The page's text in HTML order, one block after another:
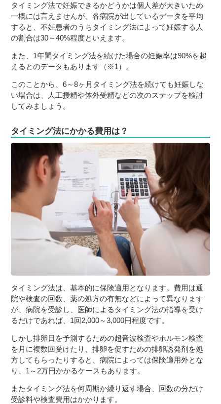
タイミング法で妊娠できるかどうかは個人差が大きいため
一概には言えませんが、各病院が出しているデータを平均
すると、不妊患者のうちタイミング法によって妊娠する人
の割合は30～40%程度といえます。
また、1年間タイミング法を続けた場合の妊娠率は90%を超
えるとのデータもあります（※1）。
このことから、6～8ヶ月タイミング法を続けても妊娠しな
い場合は、人工授精や体外受精などの次のステップを検討
してみましょう。
タイミング法にかかる費用は？
タイミング法は、基本的に保険適用となります。費用は通
院や検査の回数、薬の処方の有無などによって異なります
が、病院を受診し、医師によるタイミング法の指導を受け
るだけであれば、1回2,000～3,000円程度です。
しかし排卵日を予測するための超音波検査やホルモン検査
を月に複数回受けたり、排卵を促すための排卵誘発剤を処
方してもらったりすると、病院によっては保険適用外とな
り、1～2万円かかるケースもあります。
またタイミング法を何周期か繰り返す場合、回数の分だけ
受診料や検査費用はかかります。